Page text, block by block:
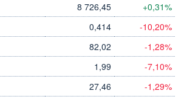
8 726,45 +0,31%
0,414 -10,20%
82,02 -1,28%
1,99 -7,10%
27,46 -1,29%